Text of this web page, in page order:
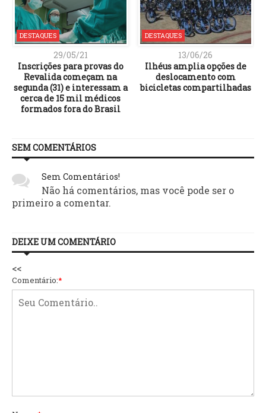
DESTAQUES
29/05/21
Inscrições para provas do
Revalida começam na
segunda (31) e interessam a
cerca de 15 mil médicos
formados fora do Brasil
DESTAQUES
13/06/26
Ilhéus amplia opções de
deslocamento com
bicicletas compartilhadas
SEM COMENTÁRIOS
Sem Comentários!
Não há comentários, mas você pode ser o
primeiro a comentar.
DEIXE UM COMENTÁRIO
<<
Comentário:*